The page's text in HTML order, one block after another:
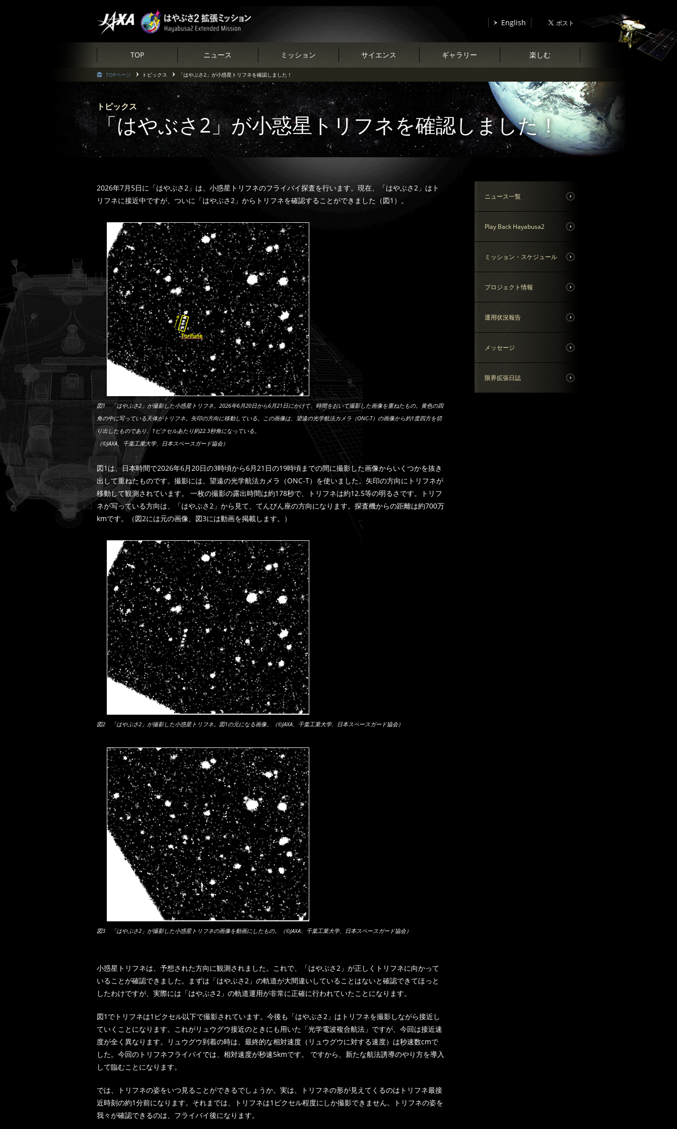
English
TOP ニュース ミッション サイエンス ギャラリー 楽しむ
TOPページ トピックス 「はやぶさ2」が小惑星トリフネを確認しました！
トピックス
「はやぶさ2」が小惑星トリフネを確認しました！
2026年7月5日に「はやぶさ2」は、小惑星トリフネのフライバイ探査を行います。現在、「はやぶさ2」はト
リフネに接近中ですが、ついに「はやぶさ2」からトリフネを確認することができました（図1）。
図1 「はやぶさ2」が撮影した小惑星トリフネ。2026年6月20日から6月21日にかけて、時間をおいて撮影した画像を重ねたもの。黄色の四
角の中に写っている天体がトリフネ。矢印の方向に移動している。この画像は、望遠の光学航法カメラ（ONC-T）の画像から約1度四方を切
り出したものであり、1ピクセルあたり約22.3秒角になっている。
（©JAXA、千葉工業大学、日本スペースガード協会）
図1は、日本時間で2026年6月20日の3時頃から6月21日の19時頃までの間に撮影した画像からいくつかを抜き
出して重ねたものです。撮影には、望遠の光学航法カメラ（ONC-T）を使いました。矢印の方向にトリフネが
移動して観測されています。 一枚の撮影の露出時間は約178秒で、トリフネは約12.5等の明るさです。トリフ
ネが写っている方向は、「はやぶさ2」から見て、てんびん座の方向になります。探査機からの距離は約700万
kmです。（図2には元の画像、図3には動画を掲載します。）
図2 「はやぶさ2」が撮影した小惑星トリフネ。図1の元になる画像。（©JAXA、千葉工業大学、日本スペースガード協会）
図3 「はやぶさ2」が撮影した小惑星トリフネの画像を動画にしたもの。（©JAXA、千葉工業大学、日本スペースガード協会）
小惑星トリフネは、予想された方向に観測されました。これで、「はやぶさ2」が正しくトリフネに向かって
いることが確認できました。まずは「はやぶさ2」の軌道が大間違いしていることはないと確認できてほっと
したわけですが、実際には「はやぶさ2」の軌道運用が非常に正確に行われていたことになります。
図1でトリフネは1ピクセル以下で撮影されています。今後も「はやぶさ2」はトリフネを撮影しながら接近し
ていくことになります。これがリュウグウ接近のときにも用いた「光学電波複合航法」ですが、今回は接近速
度が全く異なります。リュウグウ到着の時は、最終的な相対速度（リュウグウに対する速度）は秒速数cmで
した。今回のトリフネフライバイでは、相対速度が秒速5kmです。 ですから、新たな航法誘導のやり方を導入
して臨むことになります。
では、トリフネの姿をいつ見ることができるでしょうか。実は、トリフネの形が見えてくるのはトリフネ最接
近時刻の約1分前になります。それまでは、トリフネは1ピクセル程度にしか撮影できません。トリフネの姿を
我々が確認できるのは、フライバイ後になります。
ニュース一覧
Play Back Hayabusa2
ミッション・スケジュール
プロジェクト情報
運用状況報告
メッセージ
限界拡張日誌